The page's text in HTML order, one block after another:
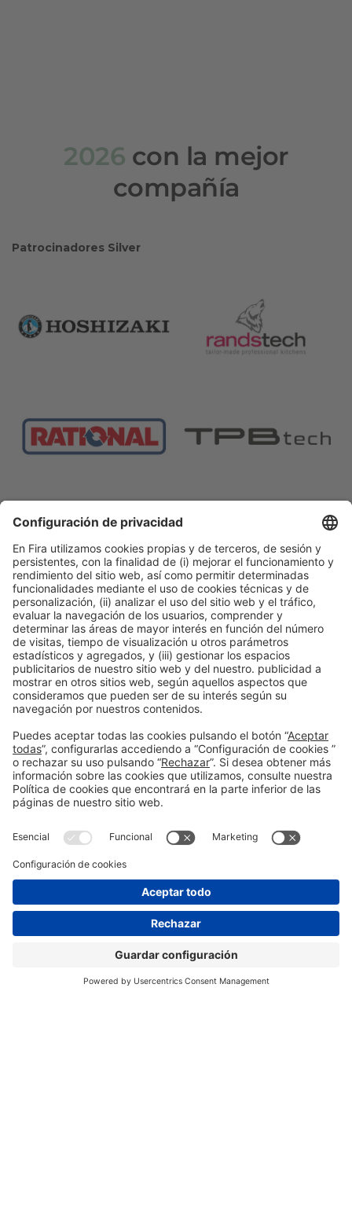
2026 con la mejor
compañía
Patrocinadores Silver
Proveedor oficial
Partners Institucionales
Medio oficial